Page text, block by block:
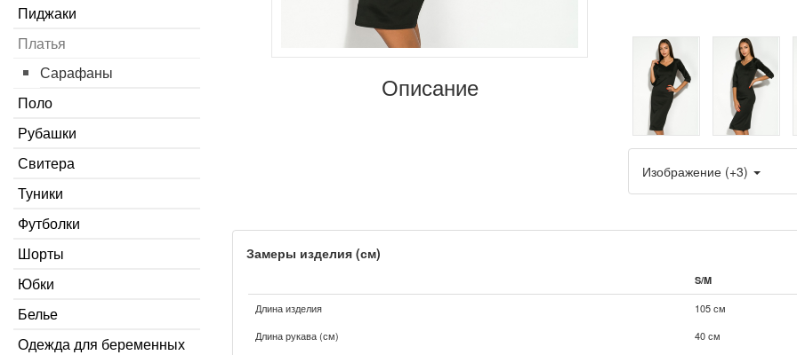
Пиджаки
Платья
Сарафаны
Поло
Рубашки
Свитера
Туники
Футболки
Шорты
Юбки
Белье
Одежда для беременных
Описание
Изображение (+3)
Замеры изделия (см)
S/M
Длина изделия
105 см
Длина рукава (см)
40 см